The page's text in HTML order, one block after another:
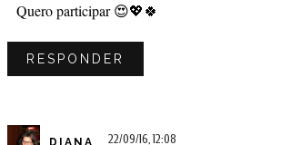
Quero participar 😍💖🍀
RESPONDER
DIANA 22/09/16, 12:08